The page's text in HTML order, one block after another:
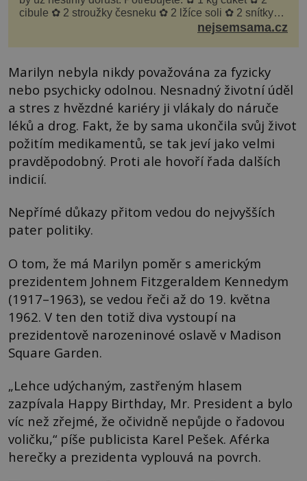
cibule ✿ 2 stroužky česneku ✿ 2 lžíce soli ✿ 2 snítky
kopru ✿ hrst petrželky Nálev: ✿ 400 m...nejsemsama.cz
Marilyn nebyla nikdy považována za fyzicky
nebo psychicky odolnou. Nesnadný životní úděl
a stres z hvězdné kariéry ji vlákaly do náruče
léků a drog. Fakt, že by sama ukončila svůj život
požitím medikamentů, se tak jeví jako velmi
pravděpodobný. Proti ale hovoří řada dalších
indicií.
Nepřímé důkazy přitom vedou do nejvyšších
pater politiky.
O tom, že má Marilyn poměr s americkým
prezidentem Johnem Fitzgeraldem Kennedym
(1917–1963), se vedou řeči až do 19. května
1962. V ten den totiž diva vystoupí na
prezidentově narozeninové oslavě v Madison
Square Garden.
„Lehce udýchaným, zastřeným hlasem
zazpívala Happy Birthday, Mr. President a bylo
víc než zřejmé, že očividně nepůjde o řadovou
voličku,“ píše publicista Karel Pešek. Aférka
herečky a prezidenta vyplouvá na povrch.